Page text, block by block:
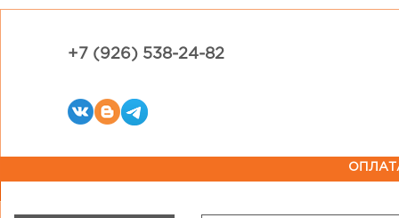
+7 (926) 538-24-82